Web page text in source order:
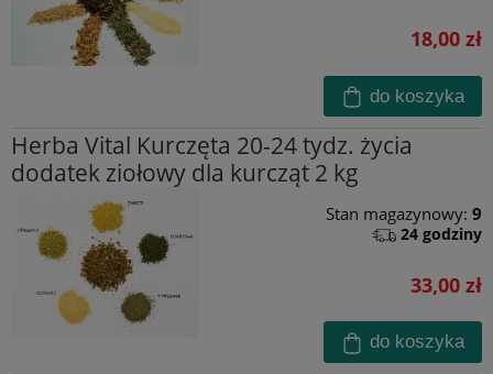
18,00 zł
do koszyka
Herba Vital Kurczęta 20-24 tydz. życia
dodatek ziołowy dla kurcząt 2 kg
Stan magazynowy: 9
24 godziny
33,00 zł
do koszyka